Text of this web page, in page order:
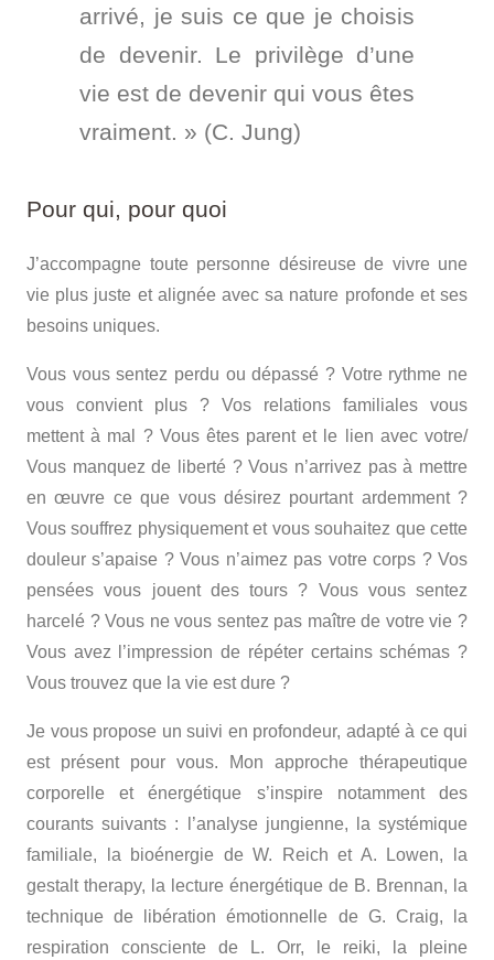
arrivé, je suis ce que je choisis
de devenir. Le privilège d’une
vie est de devenir qui vous êtes
vraiment. » (C. Jung)
Pour qui, pour quoi
J’accompagne toute personne désireuse de vivre une
vie plus juste et alignée avec sa nature profonde et ses
besoins uniques.
Vous vous sentez perdu ou dépassé ? Votre rythme ne
vous convient plus ? Vos relations familiales vous
mettent à mal ? Vous êtes parent et le lien avec votre/
Vous manquez de liberté ? Vous n’arrivez pas à mettre
en œuvre ce que vous désirez pourtant ardemment ?
Vous souffrez physiquement et vous souhaitez que cette
douleur s’apaise ? Vous n’aimez pas votre corps ? Vos
pensées vous jouent des tours ? Vous vous sentez
harcelé ? Vous ne vous sentez pas maître de votre vie ?
Vous avez l’impression de répéter certains schémas ?
Vous trouvez que la vie est dure ?
Je vous propose un suivi en profondeur, adapté à ce qui
est présent pour vous. Mon approche thérapeutique
corporelle et énergétique s’inspire notamment des
courants suivants : l’analyse jungienne, la systémique
familiale, la bioénergie de W. Reich et A. Lowen, la
gestalt therapy, la lecture énergétique de B. Brennan, la
technique de libération émotionnelle de G. Craig, la
respiration consciente de L. Orr, le reiki, la pleine